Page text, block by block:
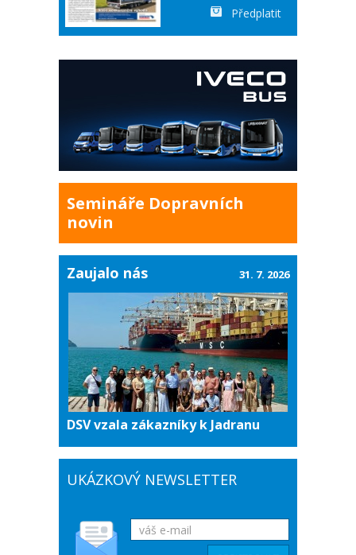
Předplatit
Semináře Dopravních
novin
Zaujalo nás
DSV vzala zákazníky k Jadranu
31. 7. 2026
UKÁZKOVÝ NEWSLETTER